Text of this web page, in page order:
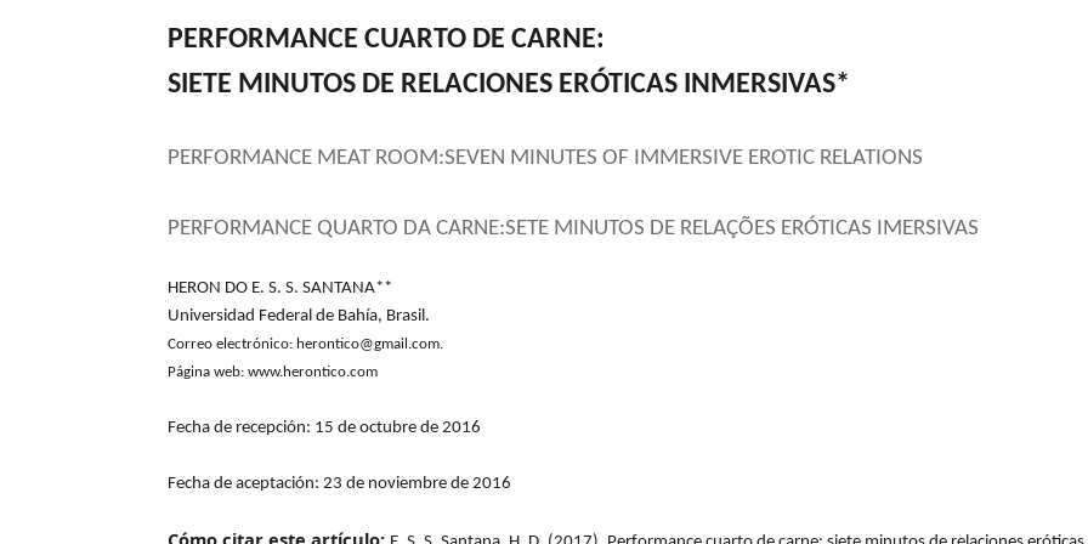
PERFORMANCE CUARTO DE CARNE:
SIETE MINUTOS DE RELACIONES ERÓTICAS INMERSIVAS*
PERFORMANCE MEAT ROOM:SEVEN MINUTES OF IMMERSIVE EROTIC RELATIONS
PERFORMANCE QUARTO DA CARNE:SETE MINUTOS DE RELAÇÕES ERÓTICAS IMERSIVAS
HERON DO E. S. S. SANTANA**
Universidad Federal de Bahía, Brasil.
Correo electrónico: herontico@gmail.com.
Página web: www.herontico.com
Fecha de recepción: 15 de octubre de 2016
Fecha de aceptación: 23 de noviembre de 2016
Cómo citar este artículo: